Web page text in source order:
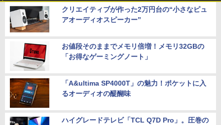
中古 HP EliteBook 840 G8 Core i5 1145
8U2EC#ABJ 1年保証 Bランク ノートパ
ソコン【CA】 ノートpc 中古ノートパソ
コン 16gbメモリ 256gb ssd windows1
￥47,800
￥148,700
パネル 薄型 軽量 USBType-C miniHDMI
カバースタンド付き PS4/PS5/Switch/P
C/Macなど対応 Ingnok yn02b
クリエイティブが作った2万円台の“小さなピュ
アオーディオスピーカー”
お値段そのままでメモリ倍増！メモリ32GBの
「お得なゲーミングノート」
「A&ultima SP4000T」の魅力！ポケットに入
るオーディオの醍醐味
ハイグレードテレビ「TCL Q7D Pro」。圧巻の